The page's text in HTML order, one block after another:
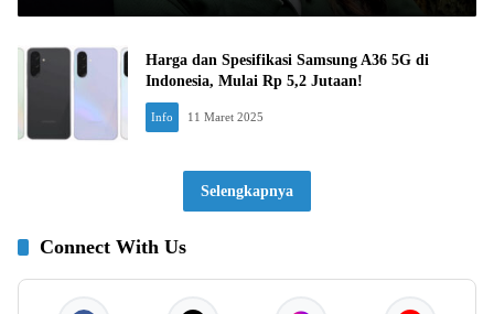
Harga dan Spesifikasi Samsung A36 5G di
Indonesia, Mulai Rp 5,2 Jutaan!
Info 11 Maret 2025
Selengkapnya
Connect With Us